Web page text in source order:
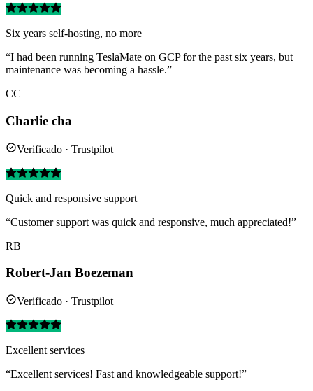
Six years self-hosting, no more
“I had been running TeslaMate on GCP for the past six years, but
maintenance was becoming a hassle.”
CC
Charlie cha
Verificado · Trustpilot
Quick and responsive support
“Customer support was quick and responsive, much appreciated!”
RB
Robert-Jan Boezeman
Verificado · Trustpilot
Excellent services
“Excellent services! Fast and knowledgeable support!”